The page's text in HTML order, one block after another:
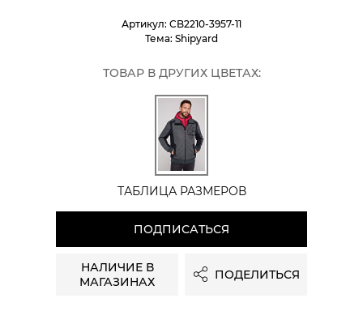
Артикул: CB2210-3957-11
Тема: Shipyard
ТОВАР В ДРУГИХ ЦВЕТАХ:
ТАБЛИЦА РАЗМЕРОВ
ПОДПИСАТЬСЯ
НАЛИЧИЕ В
МАГАЗИНАХ
ПОДЕЛИТЬСЯ